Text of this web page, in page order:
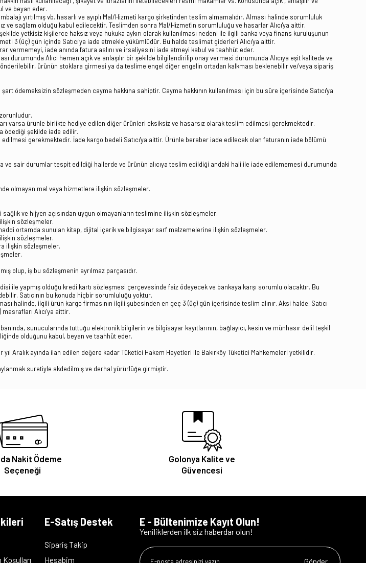
ve beyan eder.
yırtılmış vb. hasarlı ve ayıplı Mal/Hizmeti kargo şirketinden teslim almamalıdır. Alması halinde sorumluluk
sağlam olduğu kabul edilecektir. Teslimden sonra Mal/Hizmet'in sorumluluğu ve hasarlar Alıcı'ya aittir.
yetkisiz kişilerce haksız veya hukuka aykırı olarak kullanılması nedeni ile ilgili banka veya finans kuruluşunun
3 (üç) gün içinde Satıcı'ya iade etmekle yükümlüdür. Bu halde teslimat giderleri Alıcı'ya aittir.
vermemeyi, iade anında fatura aslını ve irsaliyesini iade etmeyi kabul ve taahhüt eder.
durumunda Alıcı hemen açık ve anlaşılır bir şekilde bilgilendirilip onay vermesi durumunda Alıcıya eşit kalitede ve
ürünün stoklara girmesi ya da teslime engel diğer engelin ortadan kalkması beklenebilir ve/veya sipariş
ödemeksizin sözleşmeden cayma hakkına sahiptir. Cayma hakkının kullanılması için bu süre içerisinde Satıcı'ya
varsa ürünle birlikte hediye edilen diğer ürünleri eksiksiz ve hasarsız olarak teslim edilmesi gerekmektedir.
ödediği şekilde iade edilir.
gerekmektedir. İade kargo bedeli Satıcı'ya aittir. Ürünle beraber iade edilecek olan faturanın iade bölümü
ve sair durumlar tespit edildiği hallerde ve ürünün alıcıya teslim edildiği andaki hali ile iade edilememesi durumunda
olmayan mal veya hizmetlere ilişkin sözleşmeler.
ve hijyen açısından uygun olmayanların teslimine ilişkin sözleşmeler.
sözleşmeler.
ortamda sunulan kitap, dijital içerik ve bilgisayar sarf malzemelerine ilişkin sözleşmeler.
sözleşmeler.
ilişkin sözleşmeler.
olup, iş bu sözleşmenin ayrılmaz parçasıdır.
ile yapmış olduğu kredi kartı sözleşmesi çerçevesinde faiz ödeyecek ve bankaya karşı sorumlu olacaktır. Bu
Satıcının bu konuda hiçbir sorumluluğu yoktur.
halinde, ilgili ürün kargo firmasının ilgili şubesinden en geç 3 (üç) gün içerisinde teslim alınır. Aksi halde, Satıcı
Alıcı'ya aittir.
sunucularında tuttuğu elektronik bilgilerin ve bilgisayar kayıtlarının, bağlayıcı, kesin ve münhasır delil teşkil
olduğunu kabul, beyan ve taahhüt eder.
Aralık ayında ilan edilen değere kadar Tüketici Hakem Heyetleri ile Bakırköy Tüketici Mahkemeleri yetkilidir.
suretiyle akdedilmiş ve derhal yürürlüğe girmiştir.
Nakit Ödeme
Seçeneği
Golonya Kalite ve
Güvencesi
E-Satış Destek
Sipariş Takip
Hesabim
E - Bültenimize Kayıt Olun!
Yeniliklerden ilk siz haberdar olun!